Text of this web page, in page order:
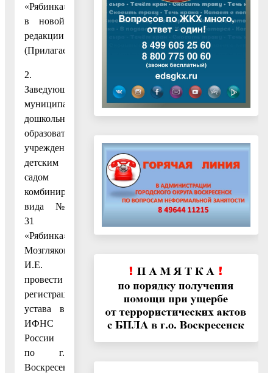
«Рябинка»
в новой
редакции.
(Прилагается.)
2.
Заведующему
муниципальным
дошкольным
образовательным
учреждением
детским
садом
комбинированного
вида №
31
«Рябинка»
Мозгляковой
И.Е.
провести
регистрацию
устава в
ИФНС
России
по г.
Воскресенску